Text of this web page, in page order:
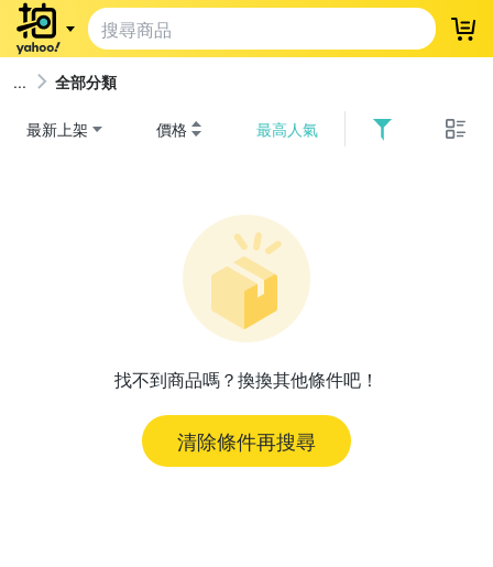
登
全部分類
最新上架 價格 最高人氣
找不到商品嗎？換換其他條件吧！
清除條件再搜尋